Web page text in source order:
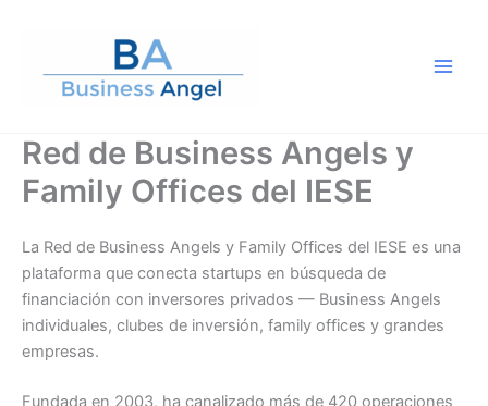
Red de Business Angels y
Family Offices del IESE
La Red de Business Angels y Family Offices del IESE es una
plataforma que conecta startups en búsqueda de
financiación con inversores privados — Business Angels
individuales, clubes de inversión, family offices y grandes
empresas.
Fundada en 2003, ha canalizado más de 420 operaciones